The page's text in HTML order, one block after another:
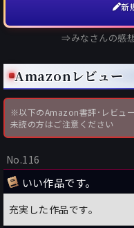
新
⇒みなさんの感
Amazonレビュー
※以下のAmazon書評･レビュ
未読の方はご注意ください
No.116
いい作品です。
充実した作品です。